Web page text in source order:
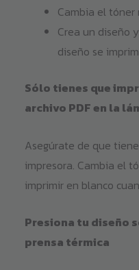
Cambia el tóner
Crea un diseño
diseño se
Sólo tienes que
archivo PDF en la
Asegúrate de que
impresora. Cambia el
imprimir en blanco
Presiona tu diseño
prensa térmica